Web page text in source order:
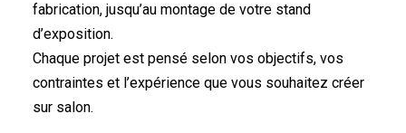
fabrication, jusqu’au montage de votre stand
d’exposition.
Chaque projet est pensé selon vos objectifs, vos
contraintes et l’expérience que vous souhaitez créer
sur salon.